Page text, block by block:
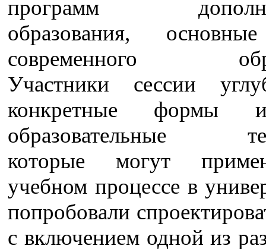
программ
образования,
современного
Участники сессии
конкретные формы
образовательные
которые могут
учебном процессе в
попробовали
с включением одной из